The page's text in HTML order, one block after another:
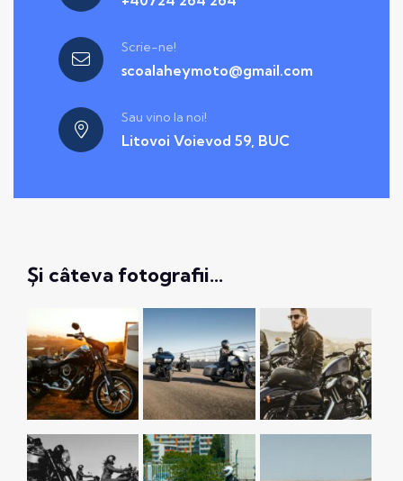
Scrie-ne!
scoalaheymoto@gmail.com
Sau vino la noi!
Litovoi Voievod 59, BUC
Și câteva fotografii…